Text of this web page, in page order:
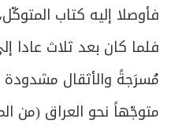
فأوصلا إليه كتاب
فلما كان بعد ثلاث عادا
مُسرَجةً والأثقال
متوجّهاً نحو العراق (من